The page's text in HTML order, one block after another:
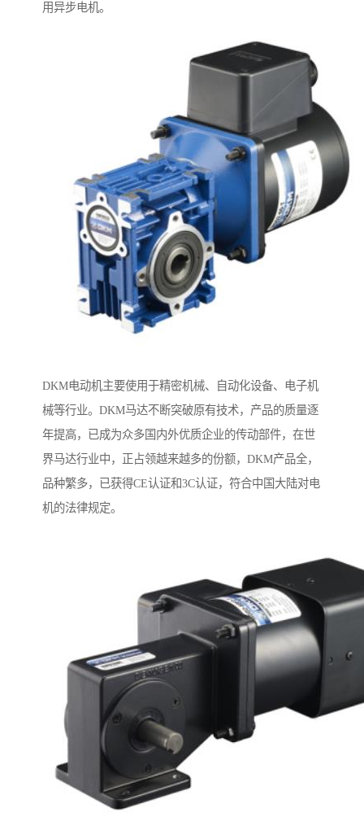
用异步电机。
DKM电动机主要使用于精密机械、自动化设备、电子机
械等行业。DKM马达不断突破原有技术，产品的质量逐
年提高，已成为众多国内外优质企业的传动部件，在世
界马达行业中，正占领越来越多的份额，DKM产品全，
品种繁多，已获得CE认证和3C认证，符合中国大陆对电
机的法律规定。